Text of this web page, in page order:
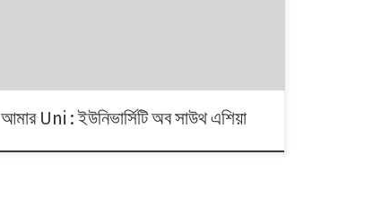
আমার Uni : ইউনিভার্সিটি অব সাউথ এশিয়া